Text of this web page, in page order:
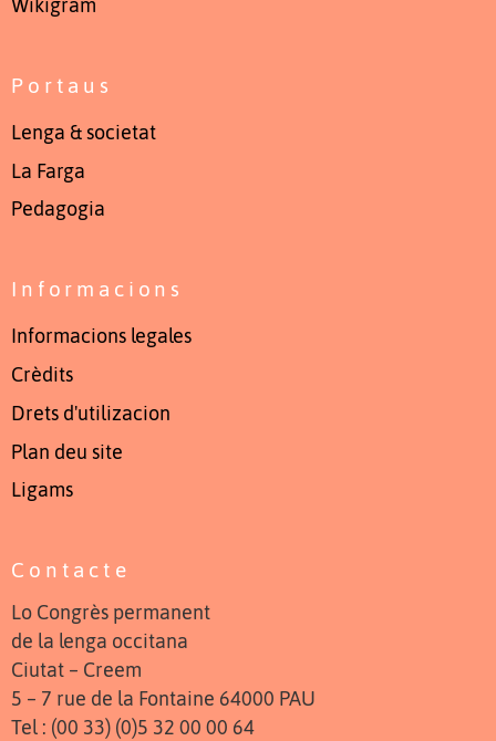
Wikigram
Portaus
Lenga & societat
La Farga
Pedagogia
Informacions
Informacions legales
Crèdits
Drets d'utilizacion
Plan deu site
Ligams
Contacte
Lo Congrès permanent
de la lenga occitana
Ciutat – Creem
5 – 7 rue de la Fontaine 64000 PAU
Tel : (00 33) (0)5 32 00 00 64